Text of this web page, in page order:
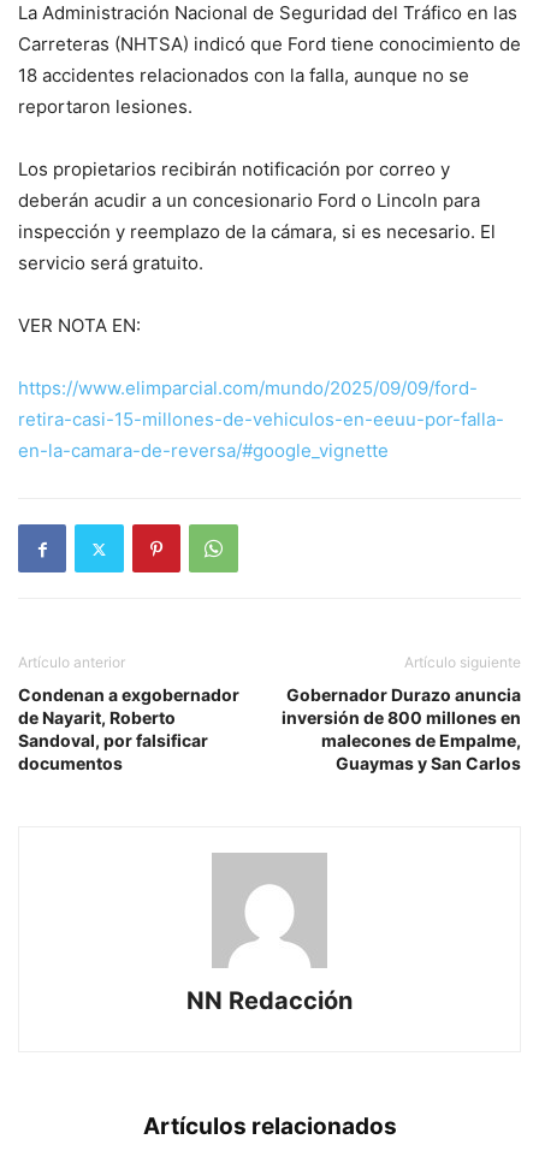
La Administración Nacional de Seguridad del Tráfico en las
Carreteras (NHTSA) indicó que Ford tiene conocimiento de
18 accidentes relacionados con la falla, aunque no se
reportaron lesiones.
Los propietarios recibirán notificación por correo y
deberán acudir a un concesionario Ford o Lincoln para
inspección y reemplazo de la cámara, si es necesario. El
servicio será gratuito.
VER NOTA EN:
https://www.elimparcial.com/mundo/2025/09/09/ford-
retira-casi-15-millones-de-vehiculos-en-eeuu-por-falla-
en-la-camara-de-reversa/#google_vignette
Artículo anterior
Condenan a exgobernador
de Nayarit, Roberto
Sandoval, por falsificar
documentos
Artículo siguiente
Gobernador Durazo anuncia
inversión de 800 millones en
malecones de Empalme,
Guaymas y San Carlos
NN Redacción
Artículos relacionados